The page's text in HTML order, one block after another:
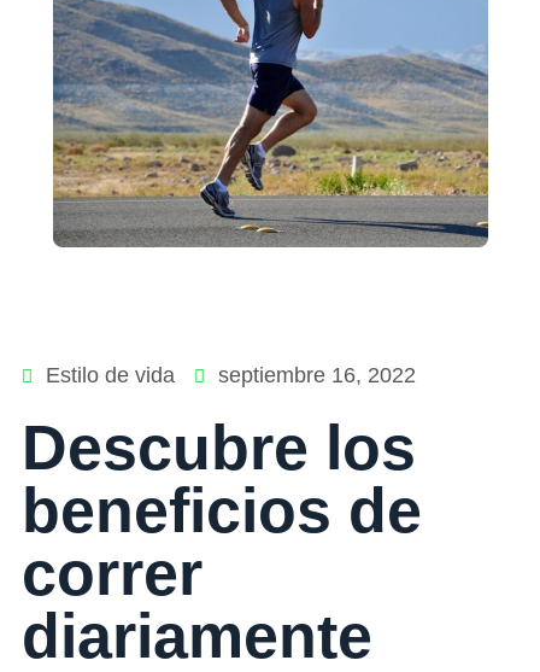
Estilo de vida septiembre 16, 2022
Descubre los
beneficios de
correr
diariamente